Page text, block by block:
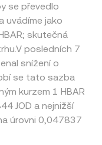
uvádíme jako
skutečná
posledních 7
snížení o
se tato sazba
kurzem 1 HBAR
JOD a nejnižší
úrovni 0,047837